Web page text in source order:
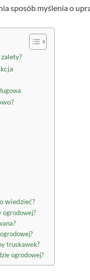
sposób myślenia o
wiedzieć?
ogrodowej?
truskawek?
ogrodowej?